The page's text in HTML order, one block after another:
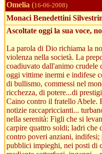
Omelia (16-06-2008)
Monaci Benedettini
Ascoltate oggi la sua voce,
La parola di Dio richiama la
violenza nella società. La
coadiuvato dall'animo crudele
oggi vittime inermi e indifese
di bullismo, commessi nel
ricchezza, di potere...di
Caino contro il fratello Abele.
notizie raccapriccianti...
nella serenità: Figli che si
carpire quattro soldi; ladri che
contro poveri anziani, indifesi;
pubblici impieghi, nei posti di